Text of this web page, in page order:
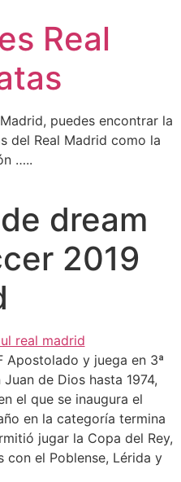
Real
puedes encontrar la
del Real Madrid como la
…..
dream
2019
Apostolado y juega en 3ª
de Dios hasta 1974,
el que se inaugura el
en la categoría termina
jugar la Copa del Rey,
el Poblense, Lérida y